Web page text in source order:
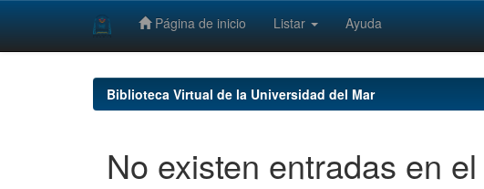
Página de inicio Listar Ayuda
Biblioteca Virtual de la Universidad del Mar
No existen entradas en